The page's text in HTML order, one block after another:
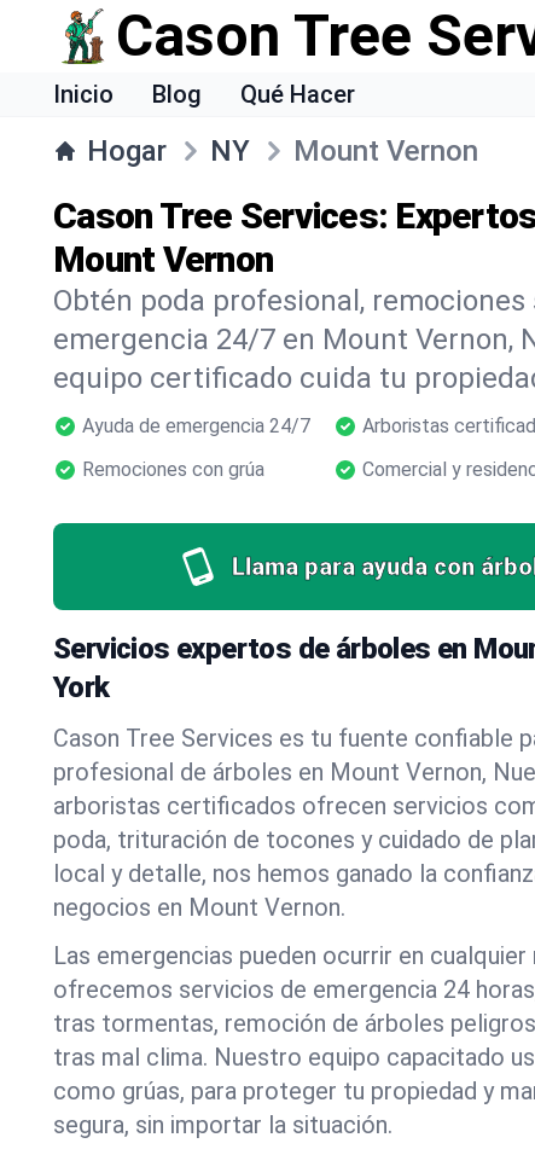
Cason Tree
Inicio Blog Qué Hacer
Hogar NY Mount Vernon
Cason Tree Services:
Mount Vernon
Obtén poda profesional,
emergencia 24/7 en Mount Vernon,
equipo certificado cuida tu
Ayuda de emergencia 24/7 Arboristas
Remociones con grúa
Comercial y
Llama para ayuda con
Servicios expertos de árboles en
York
Cason Tree Services es tu fuente confiable
profesional de árboles en Mount Vernon,
arboristas certificados ofrecen servicios
poda, trituración de tocones y cuidado de
local y detalle, nos hemos ganado la
negocios en Mount Vernon.
Las emergencias pueden ocurrir en
ofrecemos servicios de emergencia 24
tras tormentas, remoción de árboles
tras mal clima. Nuestro equipo capacitado
como grúas, para proteger tu propiedad y
segura, sin importar la situación.